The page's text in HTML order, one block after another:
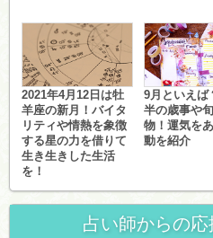
2021年4月12日は牡
羊座の新月！バイタ
リティや情熱を象徴
する星の力を借りて
生き生きした生活
を！
9月といえば
半の歳事や
物！運気を
動を紹介
占い師からの